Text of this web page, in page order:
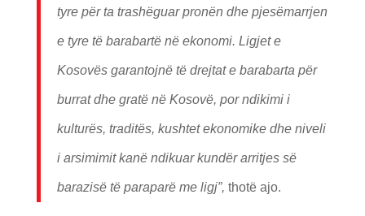
tyre për ta trashëguar pronën dhe pjesëmarrjen
e tyre të barabartë në ekonomi. Ligjet e
Kosovës garantojnë të drejtat e barabarta për
burrat dhe gratë në Kosovë, por ndikimi i
kulturës, traditës, kushtet ekonomike dhe niveli
i arsimimit kanë ndikuar kundër arritjes së
barazisë të paraparë me ligj”, thotë ajo.